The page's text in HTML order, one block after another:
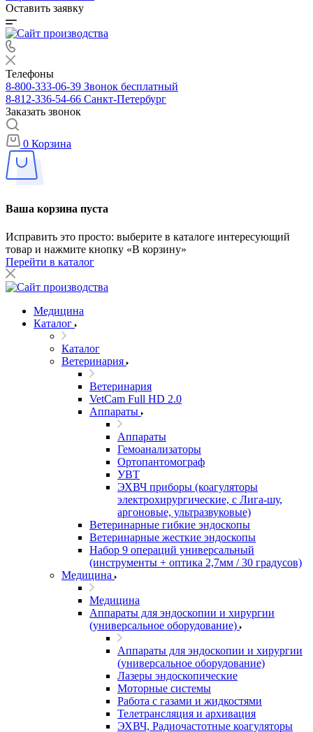
Оставить заявку
Телефоны
8-800-333-06-39 Звонок бесплатный
8-812-336-54-66 Санкт-Петербург
Заказать звонок
0 Корзина
Ваша корзина пуста
Исправить это просто: выберите в каталоге интересующий
товар и нажмите кнопку «В корзину»
Перейти в каталог
Медицина
Каталог
Каталог
Ветеринария
Ветеринария
VetCam Full HD 2.0
Аппараты
Аппараты
Гемоанализаторы
Ортопантомограф
УВТ
ЭХВЧ приборы (коагуляторы
электрохирургические, с Лига-шу,
аргоновые, ультразвуковые)
Ветеринарные гибкие эндоскопы
Ветеринарные жесткие эндоскопы
Набор 9 операций универсальный
(инструменты + оптика 2,7мм / 30 градусов)
Медицина
Медицина
Аппараты для эндоскопии и хирургии
(универсальное оборудование)
Аппараты для эндоскопии и хирургии
(универсальное оборудование)
Лазеры эндоскопические
Моторные системы
Работа с газами и жидкостями
Телетрансляция и архивация
ЭХВЧ, Радиочастотные коагуляторы